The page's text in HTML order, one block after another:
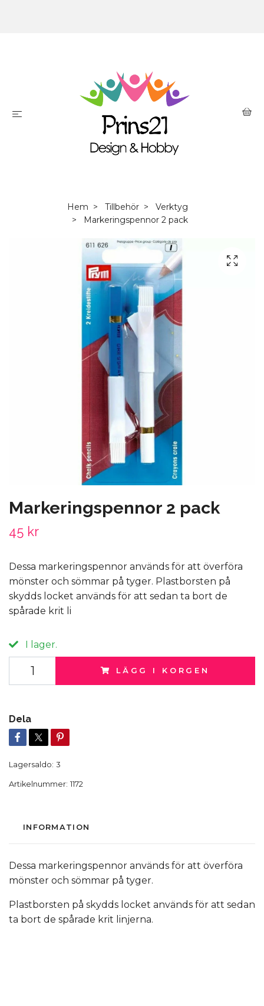
Hem Tillbehör
Verktyg
Markeringspennor 2 pack
Markeringspennor 2 pack
45 kr
Dessa markeringspennor används för att överföra
mönster och sömmar på tyger. Plastborsten på
skydds locket används för att sedan ta bort de
spårade krit li
I lager.
LÄGG I KORGEN
Dela
Lagersaldo: 3
Artikelnummer: 1172
INFORMATION
Dessa markeringspennor används för att överföra
mönster och sömmar på tyger.
Plastborsten på skydds locket används för att sedan
ta bort de spårade krit linjerna.